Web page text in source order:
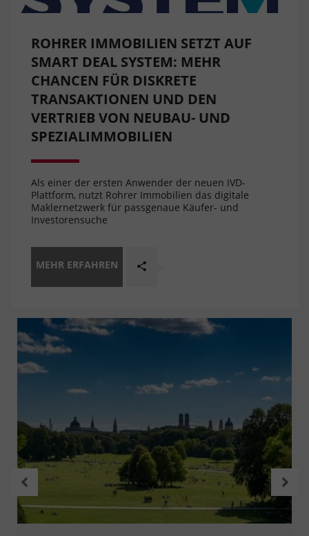
ROHRER IMMOBILIEN SETZT AUF
SMART DEAL SYSTEM: MEHR
CHANCEN FÜR DISKRETE
TRANSAKTIONEN UND DEN
VERTRIEB VON NEUBAU- UND
SPEZIALIMMOBILIEN
Als einer der ersten Anwender der neuen IVD-
Plattform, nutzt Rohrer Immobilien das digitale
Maklernetzwerk für passgenaue Käufer- und
Investorensuche
MEHR ERFAHREN